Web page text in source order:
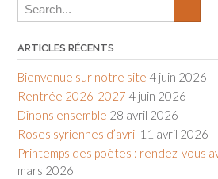
ARTICLES RÉCENTS
Bienvenue sur notre site 4 juin 2026
Rentrée 2026-2027 4 juin 2026
Dînons ensemble 28 avril 2026
Roses syriennes d’avril 11 avril 2026
Printemps des poètes : rendez-vous
mars 2026